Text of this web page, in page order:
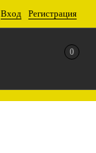
Вход Регистрация
0